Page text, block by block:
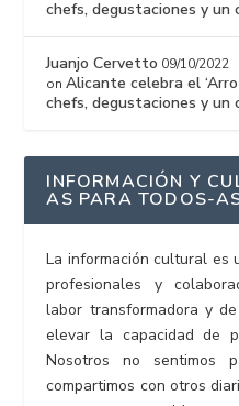
chefs, degustaciones y un
Juanjo Cervetto 09/10/2022
onAlicante celebra el
chefs, degustaciones y un
INFORMACIÓN Y
AS PARA TODOS-
La información cultural es
profesionales y
labor transformadora y
elevar la capacidad de
Nosotros no sentimos
compartimos con otros